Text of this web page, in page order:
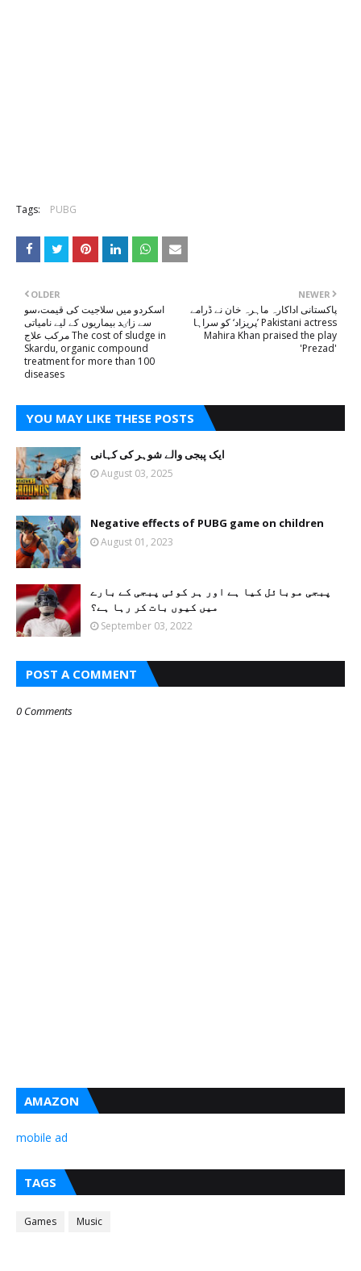
Tags: PUBG
NEWER
پاکستانی اداکارہ ماہرہ خان نے ڈرامے
’پریزاد‘ کو سراہا Pakistani actress
Mahira Khan praised the play
'Prezad'
OLDER
اسکردو میں سلاجیت کی قیمت،سو
سے زاٸد بیماریوں کے لیے نامیاتی
مرکب علاج The cost of sludge in
Skardu, organic compound
treatment for more than 100
diseases
YOU MAY LIKE THESE POSTS
ایک پبجی والے شوہر کی کہانی
August 03, 2025
Negative effects of PUBG game on children
August 01, 2023
پبجی موبائل کیا ہے اور ہر کوئی پبجی کے بارے
میں کیوں بات کر رہا ہے؟
September 03, 2022
POST A COMMENT
0 Comments
AMAZON
mobile ad
TAGS
Games Music